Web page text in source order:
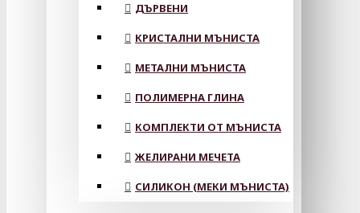
ДЪРВЕНИ
КРИСТАЛНИ МЪНИСТА
МЕТАЛНИ МЪНИСТА
ПОЛИМЕРНА ГЛИНА
КОМПЛЕКТИ ОТ МЪНИСТА
ЖЕЛИРАНИ МЕЧЕТА
СИЛИКОН (МЕКИ МЪНИСТА)